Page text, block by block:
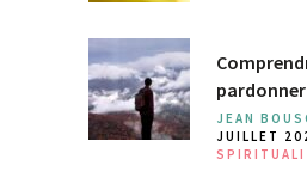
pardonner
JEAN
JUILLET